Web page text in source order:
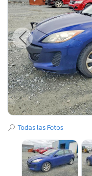
Todas las Fotos